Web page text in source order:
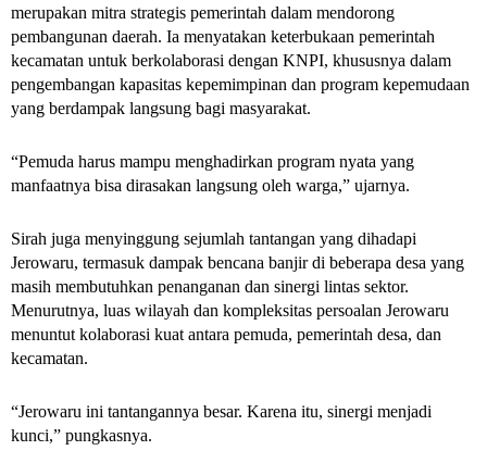
merupakan mitra strategis pemerintah dalam mendorong
pembangunan daerah. Ia menyatakan keterbukaan pemerintah
kecamatan untuk berkolaborasi dengan KNPI, khususnya dalam
pengembangan kapasitas kepemimpinan dan program kepemudaan
yang berdampak langsung bagi masyarakat.
“Pemuda harus mampu menghadirkan program nyata yang
manfaatnya bisa dirasakan langsung oleh warga,” ujarnya.
Sirah juga menyinggung sejumlah tantangan yang dihadapi
Jerowaru, termasuk dampak bencana banjir di beberapa desa yang
masih membutuhkan penanganan dan sinergi lintas sektor.
Menurutnya, luas wilayah dan kompleksitas persoalan Jerowaru
menuntut kolaborasi kuat antara pemuda, pemerintah desa, dan
kecamatan.
“Jerowaru ini tantangannya besar. Karena itu, sinergi menjadi
kunci,” pungkasnya.